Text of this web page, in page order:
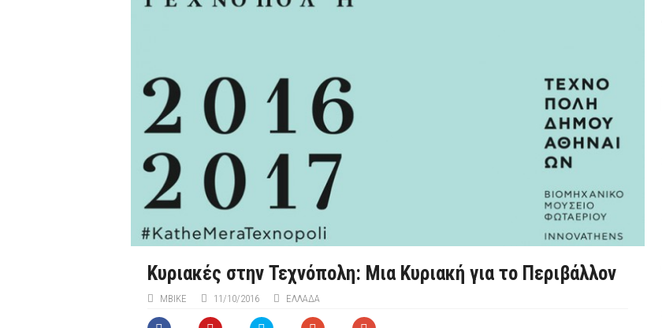
Κυριακές στην Τεχνόπολη: Μια Κυριακή για το Περιβάλλον
MBIKE 11/10/2016 ΕΛΛΑΔΑ